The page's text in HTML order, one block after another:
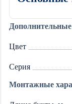
Цвет
Серия
Монтажные